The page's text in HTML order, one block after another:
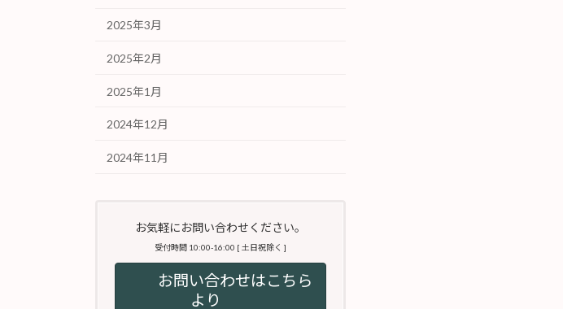
2025年3月
2025年2月
2025年1月
2024年12月
2024年11月
お気軽にお問い合わせください。
受付時間 10:00-16:00 [ 土日祝除く ]
お問い合わせはこちら
より